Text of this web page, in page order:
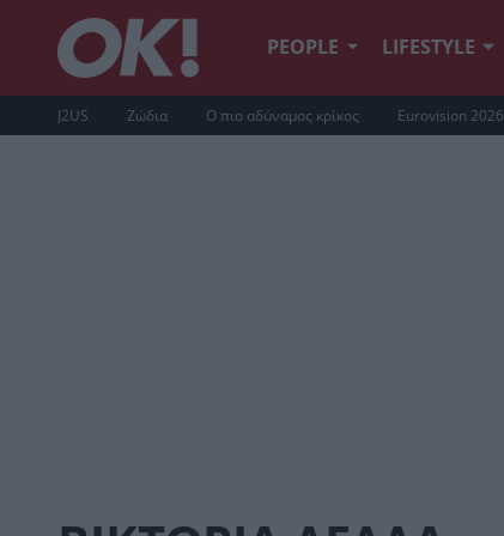
PEOPLE LIFESTYLE
J2US Ζώδια Ο πιο αδύναμος κρίκος Eurovision 2026